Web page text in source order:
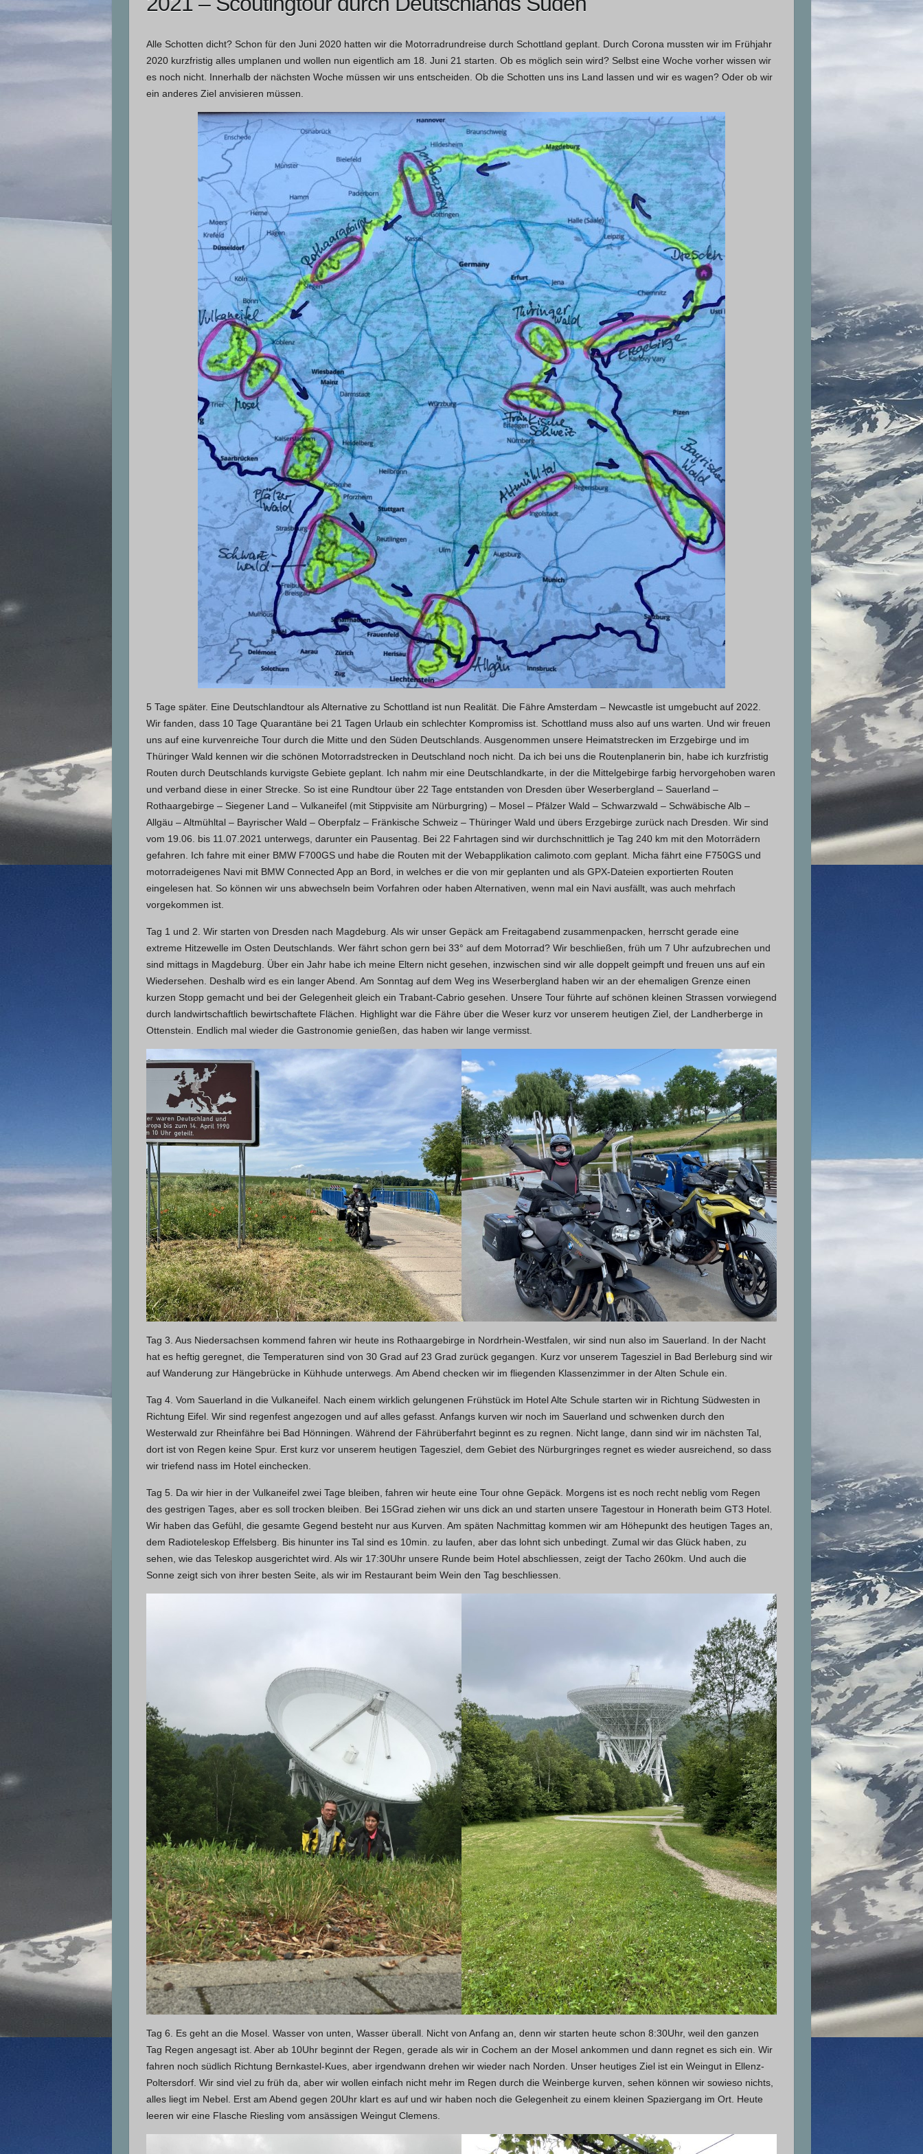
Alle Schotten dicht? Schon für den Juni 2020 hatten wir die Motorradrundreise durch Schottland geplant. Durch Corona mussten wir im Frühjahr
2020 kurzfristig alles umplanen und wollen nun eigentlich am 18. Juni 21 starten. Ob es möglich sein wird? Selbst eine Woche vorher wissen wir
es noch nicht. Innerhalb der nächsten Woche müssen wir uns entscheiden. Ob die Schotten uns ins Land lassen und wir es wagen? Oder ob wir
ein anderes Ziel anvisieren müssen.
5 Tage später. Eine Deutschlandtour als Alternative zu Schottland ist nun Realität. Die Fähre Amsterdam – Newcastle ist umgebucht auf 2022.
Wir fanden, dass 10 Tage Quarantäne bei 21 Tagen Urlaub ein schlechter Kompromiss ist. Schottland muss also auf uns warten. Und wir freuen
uns auf eine kurvenreiche Tour durch die Mitte und den Süden Deutschlands. Ausgenommen unsere Heimatstrecken im Erzgebirge und im
Thüringer Wald kennen wir die schönen Motorradstrecken in Deutschland noch nicht. Da ich bei uns die Routenplanerin bin, habe ich kurzfristig
Routen durch Deutschlands kurvigste Gebiete geplant. Ich nahm mir eine Deutschlandkarte, in der die Mittelgebirge farbig hervorgehoben waren
und verband diese in einer Strecke. So ist eine Rundtour über 22 Tage entstanden von Dresden über Weserbergland – Sauerland –
Rothaargebirge – Siegener Land – Vulkaneifel (mit Stippvisite am Nürburgring) – Mosel – Pfälzer Wald – Schwarzwald – Schwäbische Alb –
Allgäu – Altmühltal – Bayrischer Wald – Oberpfalz – Fränkische Schweiz – Thüringer Wald und übers Erzgebirge zurück nach Dresden. Wir sind
vom 19.06. bis 11.07.2021 unterwegs, darunter ein Pausentag. Bei 22 Fahrtagen sind wir durchschnittlich je Tag 240 km mit den Motorrädern
gefahren. Ich fahre mit einer BMW F700GS und habe die Routen mit der Webapplikation calimoto.com geplant. Micha fährt eine F750GS und
motorradeigenes Navi mit BMW Connected App an Bord, in welches er die von mir geplanten und als GPX-Dateien exportierten Routen
eingelesen hat. So können wir uns abwechseln beim Vorfahren oder haben Alternativen, wenn mal ein Navi ausfällt, was auch mehrfach
vorgekommen ist.
Tag 1 und 2. Wir starten von Dresden nach Magdeburg. Als wir unser Gepäck am Freitagabend zusammenpacken, herrscht gerade eine
extreme Hitzewelle im Osten Deutschlands. Wer fährt schon gern bei 33° auf dem Motorrad? Wir beschließen, früh um 7 Uhr aufzubrechen und
sind mittags in Magdeburg. Über ein Jahr habe ich meine Eltern nicht gesehen, inzwischen sind wir alle doppelt geimpft und freuen uns auf ein
Wiedersehen. Deshalb wird es ein langer Abend. Am Sonntag auf dem Weg ins Weserbergland haben wir an der ehemaligen Grenze einen
kurzen Stopp gemacht und bei der Gelegenheit gleich ein Trabant-Cabrio gesehen. Unsere Tour führte auf schönen kleinen Strassen vorwiegend
durch landwirtschaftlich bewirtschaftete Flächen. Highlight war die Fähre über die Weser kurz vor unserem heutigen Ziel, der Landherberge in
Ottenstein. Endlich mal wieder die Gastronomie genießen, das haben wir lange vermisst.
Tag 3. Aus Niedersachsen kommend fahren wir heute ins Rothaargebirge in Nordrhein-Westfalen, wir sind nun also im Sauerland. In der Nacht
hat es heftig geregnet, die Temperaturen sind von 30 Grad auf 23 Grad zurück gegangen. Kurz vor unserem Tagesziel in Bad Berleburg sind wir
auf Wanderung zur Hängebrücke in Kühhude unterwegs. Am Abend checken wir im fliegenden Klassenzimmer in der Alten Schule ein.
Tag 4. Vom Sauerland in die Vulkaneifel. Nach einem wirklich gelungenen Frühstück im Hotel Alte Schule starten wir in Richtung Südwesten in
Richtung Eifel. Wir sind regenfest angezogen und auf alles gefasst. Anfangs kurven wir noch im Sauerland und schwenken durch den
Westerwald zur Rheinfähre bei Bad Hönningen. Während der Fährüberfahrt beginnt es zu regnen. Nicht lange, dann sind wir im nächsten Tal,
dort ist von Regen keine Spur. Erst kurz vor unserem heutigen Tagesziel, dem Gebiet des Nürburgringes regnet es wieder ausreichend, so dass
wir triefend nass im Hotel einchecken.
Tag 5. Da wir hier in der Vulkaneifel zwei Tage bleiben, fahren wir heute eine Tour ohne Gepäck. Morgens ist es noch recht neblig vom Regen
des gestrigen Tages, aber es soll trocken bleiben. Bei 15Grad ziehen wir uns dick an und starten unsere Tagestour in Honerath beim GT3 Hotel.
Wir haben das Gefühl, die gesamte Gegend besteht nur aus Kurven. Am späten Nachmittag kommen wir am Höhepunkt des heutigen Tages an,
dem Radioteleskop Effelsberg. Bis hinunter ins Tal sind es 10min. zu laufen, aber das lohnt sich unbedingt. Zumal wir das Glück haben, zu
sehen, wie das Teleskop ausgerichtet wird. Als wir 17:30Uhr unsere Runde beim Hotel abschliessen, zeigt der Tacho 260km. Und auch die
Sonne zeigt sich von ihrer besten Seite, als wir im Restaurant beim Wein den Tag beschliessen.
Tag 6. Es geht an die Mosel. Wasser von unten, Wasser überall. Nicht von Anfang an, denn wir starten heute schon 8:30Uhr, weil den ganzen
Tag Regen angesagt ist. Aber ab 10Uhr beginnt der Regen, gerade als wir in Cochem an der Mosel ankommen und dann regnet es sich ein. Wir
fahren noch südlich Richtung Bernkastel-Kues, aber irgendwann drehen wir wieder nach Norden. Unser heutiges Ziel ist ein Weingut in Ellenz-
Poltersdorf. Wir sind viel zu früh da, aber wir wollen einfach nicht mehr im Regen durch die Weinberge kurven, sehen können wir sowieso nichts,
alles liegt im Nebel. Erst am Abend gegen 20Uhr klart es auf und wir haben noch die Gelegenheit zu einem kleinen Spaziergang im Ort. Heute
leeren wir eine Flasche Riesling vom ansässigen Weingut Clemens.